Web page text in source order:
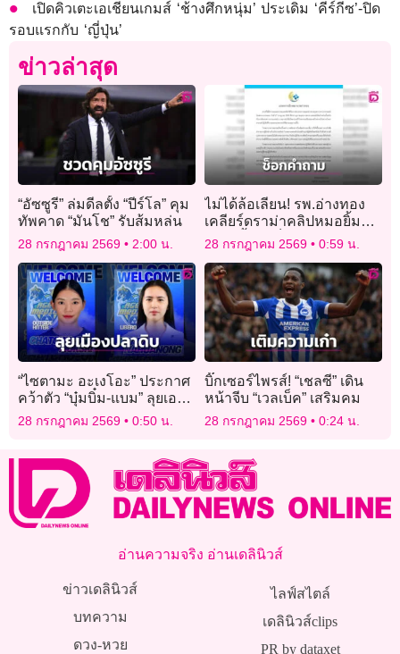
เปิดคิวเตะเอเชียนเกมส์ ‘ช้างศึกหนุ่ม’ ประเดิม ‘คีร์กีซ’-ปิด
รอบแรกกับ ‘ญี่ปุ่น’
ข่าวล่าสุด
“อัซซูรี” ล่มดีลตั้ง “ปีร์โล” คุม
ทัพคาด “มันโช” รับส้มหล่น
28 กรกฎาคม 2569 2:00 น.
ไม่ได้ล้อเลียน! รพ.อ่างทอง
เคลียร์ดราม่าคลิปหมอยิ้ม
แถลงย้ำแค่ช็อกคำถามนัก
28 กรกฎาคม 2569 0:59 น.
“ไซตามะ อะเงโอะ” ประกาศ
คว้าตัว “บุ๋มบิ๋ม-แบม” ลุยเอ
สวี.ลีก
28 กรกฎาคม 2569 0:50 น.
บิ๊กเซอร์ไพรส์! “เชลซี” เดิน
หน้าจีบ “เวลเบ็ค” เสริมคม
28 กรกฎาคม 2569 0:24 น.
อ่านความจริง อ่านเดลินิวส์
ข่าวเดลินิวส์
บทความ
ดวง-หวย
ไลฟ์สไตล์
เดลินิวส์clips
PR by dataxet